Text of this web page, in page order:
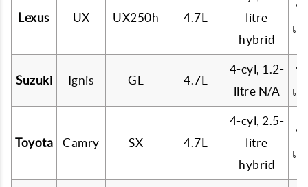
Lexus UX UX250h 4.7L
litre
hybrid
น้
เ
Suzuki Ignis GL 4.7L
4-cyl, 1.2-
litre N/A
น้
เ
Toyota Camry SX 4.7L
4-cyl, 2.5-
litre
hybrid
น้
เ